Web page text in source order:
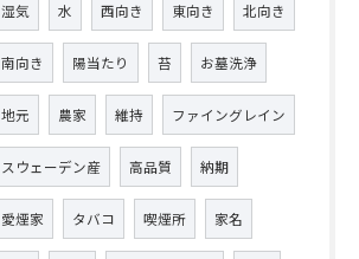
湿気 水 西向き 東向き 北向き
南向き 陽当たり 苔 お墓洗浄
地元 農家 維持 ファイングレイン
スウェーデン産 高品質 納期
愛煙家 タバコ 喫煙所 家名